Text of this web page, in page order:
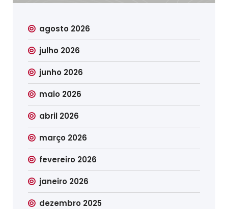
agosto 2026
julho 2026
junho 2026
maio 2026
abril 2026
março 2026
fevereiro 2026
janeiro 2026
dezembro 2025